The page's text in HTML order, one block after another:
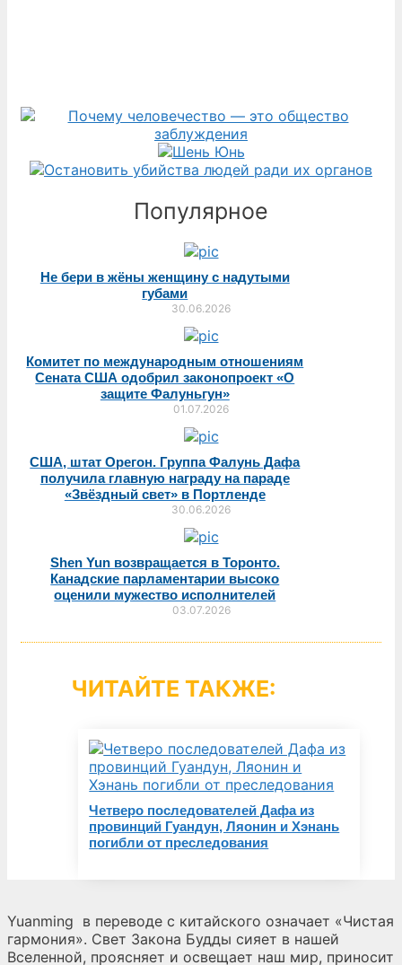
Популярное
Не бери в жёны женщину с надутыми
губами
30.06.2026
Комитет по международным отношениям
Сената США одобрил законопроект «О
защите Фалуньгун»
01.07.2026
США, штат Орегон. Группа Фалунь Дафа
получила главную награду на параде
«Звёздный свет» в Портленде
30.06.2026
Shen Yun возвращается в Торонто.
Канадские парламентарии высоко
оценили мужество исполнителей
03.07.2026
ЧИТАЙТЕ ТАКЖЕ:
Четверо последователей Дафа из
провинций Гуандун, Ляонин и Хэнань
погибли от преследования
Yuanming в переводе с китайского означает «Чистая
гармония». Свет Закона Будды сияет в нашей
Вселенной, проясняет и освещает наш мир, приносит